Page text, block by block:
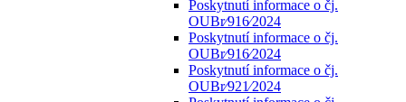
Poskytnutí informace o čj.
OUBr⁄916⁄2024
Poskytnutí informace o čj.
OUBr⁄916⁄2024
Poskytnutí informace o čj.
OUBr⁄921⁄2024